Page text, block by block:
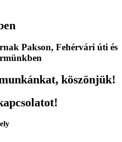
Pakson, Fehérvári úti és
köszönjük!